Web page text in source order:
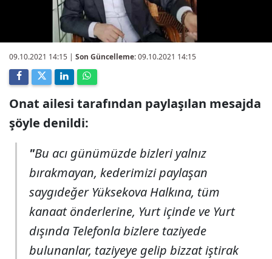
09.10.2021 14:15 | Son Güncelleme:09.10.2021 14:15
Onat ailesi tarafından paylaşılan mesajda
şöyle denildi:
"Bu acı günümüzde bizleri yalnız
bırakmayan, kederimizi paylaşan
saygıdeğer Yüksekova Halkına, tüm
kanaat önderlerine, Yurt içinde ve Yurt
dışında Telefonla bizlere taziyede
bulunanlar, taziyeye gelip bizzat iştirak